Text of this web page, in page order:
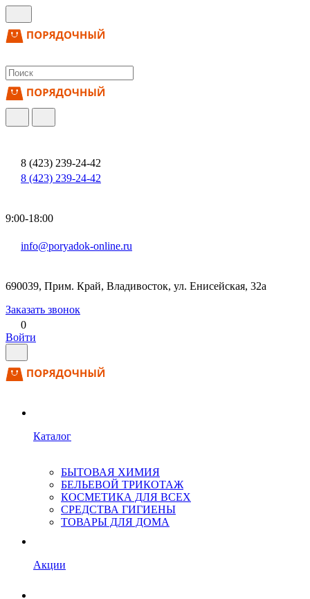
8 (423) 239-24-42
8 (423) 239-24-42
9:00-18:00
info@poryadok-online.ru
690039, Прим. Край, Владивосток, ул. Енисейская, 32а
Заказать звонок
0
Войти
Каталог
БЫТОВАЯ ХИМИЯ
БЕЛЬЕВОЙ ТРИКОТАЖ
КОСМЕТИКА ДЛЯ ВСЕХ
СРЕДСТВА ГИГИЕНЫ
ТОВАРЫ ДЛЯ ДОМА
Акции